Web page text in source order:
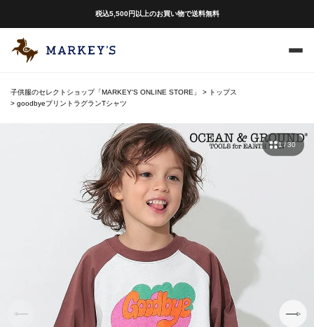
税込5,500円以上のお買い物で送料無料
子供服のセレクトショップ「MARKEY'S ONLINE STORE」
トップス
goodbyeプリントラグランTシャツ
1 / 30